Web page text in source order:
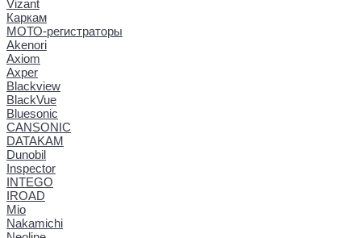
Vizant
Каркам
МОТО-регистраторы
Akenori
Axiom
Axper
Blackview
BlackVue
Bluesonic
CANSONIC
DATAKAM
Dunobil
Inspector
INTEGO
IROAD
Mio
Nakamichi